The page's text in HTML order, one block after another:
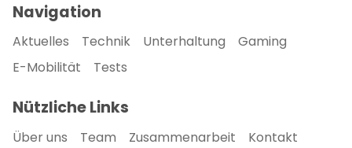
Navigation
Aktuelles Technik Unterhaltung
Gaming
E-Mobilität
Tests
Nützliche Links
Über uns Team Zusammenarbeit
Kontakt